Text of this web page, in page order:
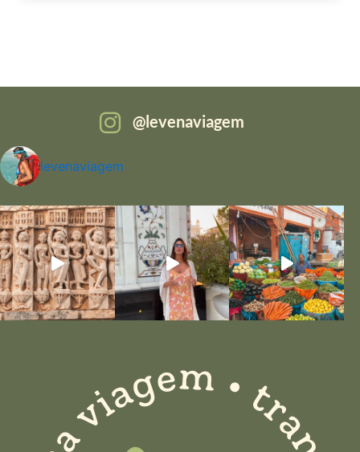
levenaviagem
levenaviagem